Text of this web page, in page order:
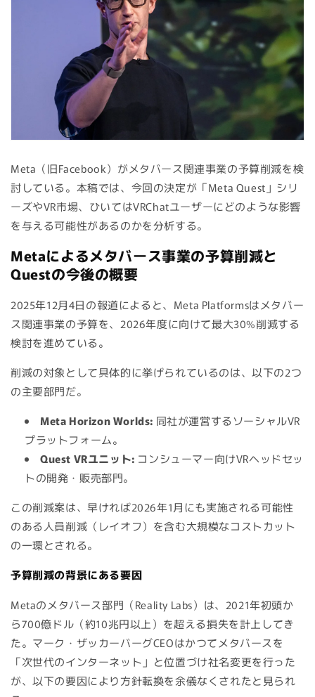
Meta（旧Facebook）がメタバース関連事業の予算削減を検
討している。本稿では、今回の決定が「Meta Quest」シリ
ーズやVR市場、ひいてはVRChatユーザーにどのような影響
を与える可能性があるのかを分析する。
Metaによるメタバース事業の予算削減と
Questの今後の概要
2025年12月4日の報道によると、Meta Platformsはメタバー
ス関連事業の予算を、2026年度に向けて最大30%削減する
検討を進めている。
削減の対象として具体的に挙げられているのは、以下の2つ
の主要部門だ。
Meta Horizon Worlds: 同社が運営するソーシャルVR
プラットフォーム。
Quest VRユニット: コンシューマー向けVRヘッドセッ
トの開発・販売部門。
この削減案は、早ければ2026年1月にも実施される可能性
のある人員削減（レイオフ）を含む大規模なコストカット
の一環とされる。
予算削減の背景にある要因
Metaのメタバース部門（Reality Labs）は、2021年初頭か
ら700億ドル（約10兆円以上）を超える損失を計上してき
た。マーク・ザッカーバーグCEOはかつてメタバースを
「次世代のインターネット」と位置づけ社名変更を行った
が、以下の要因により方針転換を余儀なくされたと見られ